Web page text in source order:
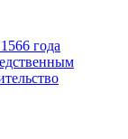
года